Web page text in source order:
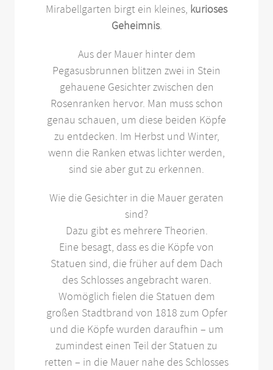
Mirabellgarten birgt ein kleines, kurioses
Geheimnis.
Aus der Mauer hinter dem
Pegasusbrunnen blitzen zwei in Stein
gehauene Gesichter zwischen den
Rosenranken hervor. Man muss schon
genau schauen, um diese beiden Köpfe
zu entdecken. Im Herbst und Winter,
wenn die Ranken etwas lichter werden,
sind sie aber gut zu erkennen.
Wie die Gesichter in die Mauer geraten
sind?
Dazu gibt es mehrere Theorien.
Eine besagt, dass es die Köpfe von
Statuen sind, die früher auf dem Dach
des Schlosses angebracht waren.
Womöglich fielen die Statuen dem
großen Stadtbrand von 1818 zum Opfer
und die Köpfe wurden daraufhin – um
zumindest einen Teil der Statuen zu
retten – in die Mauer nahe des Schlosses